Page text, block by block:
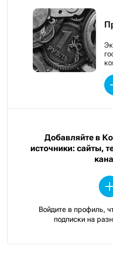
Добавляйте в
источники: сайты,
Войдите в профиль,
подписки на